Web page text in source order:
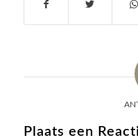
Plaats een